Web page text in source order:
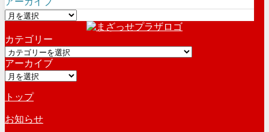
ア
カ
イ
ブ
カテゴリー
カ
テ
ゴ
ー
アーカイブ
ア
カ
イ
ブ
トップ
お知らせ